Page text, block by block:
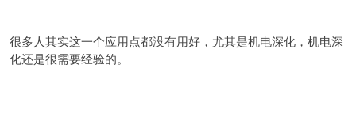
很多人其实这一个应用点都没有用好，尤其是机电深化，机电深
化还是很需要经验的。